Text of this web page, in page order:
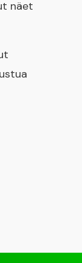
näet